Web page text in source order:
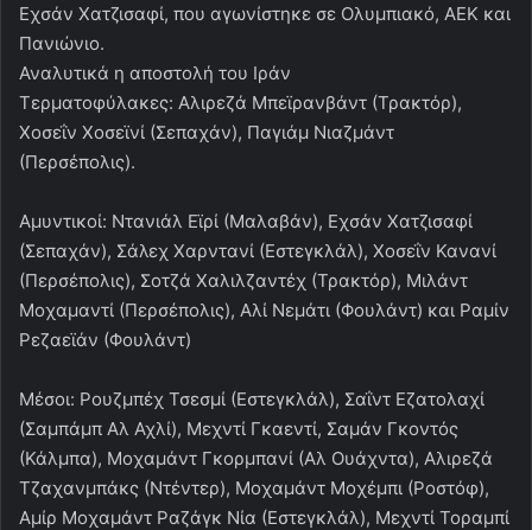
Εχσάν Χατζισαφί, που αγωνίστηκε σε Ολυμπιακό, ΑΕΚ και
Πανιώνιο.
Αναλυτικά η αποστολή του Ιράν
Τερματοφύλακες: Αλιρεζά Μπεϊρανβάντ (Τρακτόρ),
Χοσεΐν Χοσεϊνί (Σεπαχάν), Παγιάμ Νιαζμάντ
(Περσέπολις).
Αμυντικοί: Ντανιάλ Εϊρί (Μαλαβάν), Εχσάν Χατζισαφί
(Σεπαχάν), Σάλεχ Χαρντανί (Εστεγκλάλ), Χοσεΐν Κανανί
(Περσέπολις), Σοτζά Χαλιλζαντέχ (Τρακτόρ), Μιλάντ
Μοχαμαντί (Περσέπολις), Αλί Νεμάτι (Φουλάντ) και Ραμίν
Ρεζαεϊάν (Φουλάντ)
Μέσοι: Ρουζμπέχ Τσεσμί (Εστεγκλάλ), Σαΐντ Εζατολαχί
(Σαμπάμπ Αλ Αχλί), Μεχντί Γκαεντί, Σαμάν Γκοντός
(Κάλμπα), Μοχαμάντ Γκορμπανί (Αλ Ουάχντα), Αλιρεζά
Τζαχανμπάκς (Ντέντερ), Μοχαμάντ Μοχέμπι (Ροστόφ),
Αμίρ Μοχαμάντ Ραζάγκ Νία (Εστεγκλάλ), Μεχντί Τοραμπί